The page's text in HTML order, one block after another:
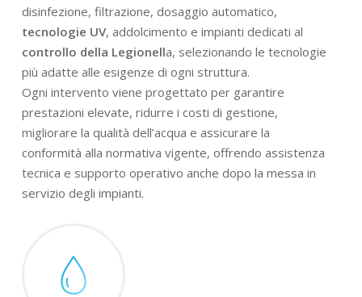
disinfezione, filtrazione, dosaggio automatico,
tecnologie UV, addolcimento e impianti dedicati al
controllo della Legionella, selezionando le tecnologie
più adatte alle esigenze di ogni struttura.
Ogni intervento viene progettato per garantire
prestazioni elevate, ridurre i costi di gestione,
migliorare la qualità dell’acqua e assicurare la
conformità alla normativa vigente, offrendo assistenza
tecnica e supporto operativo anche dopo la messa in
servizio degli impianti.